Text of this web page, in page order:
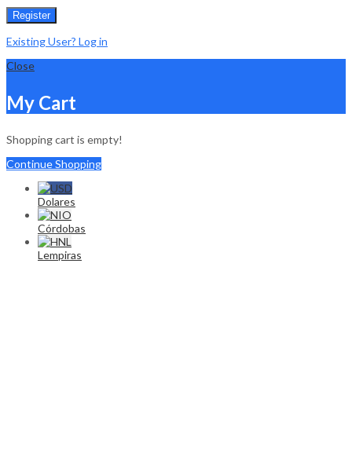
Register
Existing User? Log in
Close
My Cart
Shopping cart is empty!
Continue Shopping
Dolares
Córdobas
Lempiras